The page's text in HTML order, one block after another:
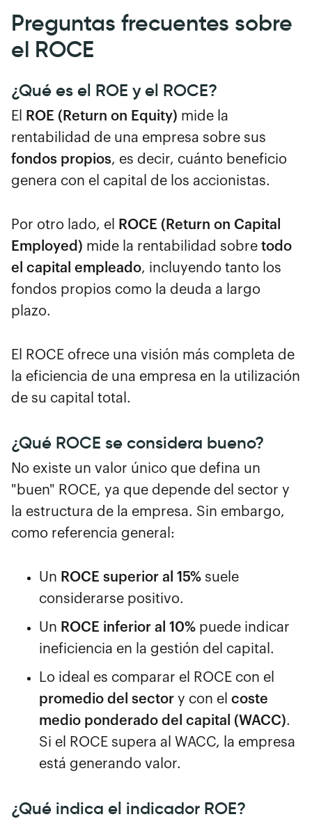
Preguntas frecuentes sobre
el ROCE
¿Qué es el ROE y el ROCE?
El ROE (Return on Equity) mide la
rentabilidad de una empresa sobre sus
fondos propios, es decir, cuánto beneficio
genera con el capital de los accionistas.
Por otro lado, el
ROCE (Return on Capital
Employed) mide la rentabilidad sobre todo
el capital empleado, incluyendo tanto los
fondos propios como la deuda a largo
plazo.
El ROCE ofrece una visión más completa de
la eficiencia de una empresa en la utilización
de su capital total.
¿Qué ROCE se considera bueno?
No existe un valor único que defina un
"buen" ROCE, ya que depende del sector y
la estructura de la empresa. Sin embargo,
como referencia general:
Un ROCE superior al 15% suele
considerarse positivo.
Un ROCE inferior al 10% puede indicar
ineficiencia en la gestión del capital.
Lo ideal es comparar el ROCE con el
promedio del sector y con el coste
medio ponderado del capital (WACC).
Si el ROCE supera al WACC, la empresa
está generando valor.
¿Qué indica el indicador ROE?